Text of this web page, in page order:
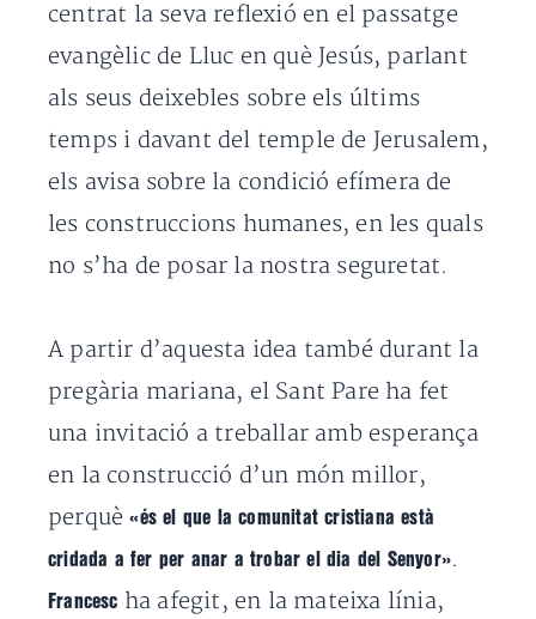
centrat la seva reflexió en el passatge
evangèlic de Lluc en què Jesús, parlant
als seus deixebles sobre els últims
temps i davant del temple de Jerusalem,
els avisa sobre la condició efímera de
les construccions humanes, en les quals
no s’ha de posar la nostra seguretat.
A partir d’aquesta idea també durant la
pregària mariana, el Sant Pare ha fet
una invitació a treballar amb esperança
en la construcció d’un món millor,
perquè«és el que la comunitat cristiana està
cridada a fer per anar a trobar el dia del Senyor».
Francesc ha afegit, en la mateixa línia,